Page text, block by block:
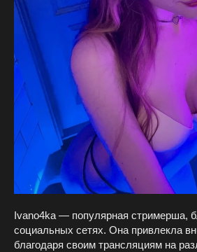
Ivano4ka — популярная стримерша,
социальных сетях. Она привлекла
благодаря своим трансляциям на